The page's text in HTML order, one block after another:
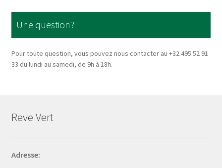
Une question?
Pour toute question, vous pouvez nous contacter au +32 495 52 91
33 du lundi au samedi, de 9h à 18h.
Reve Vert
Adresse: